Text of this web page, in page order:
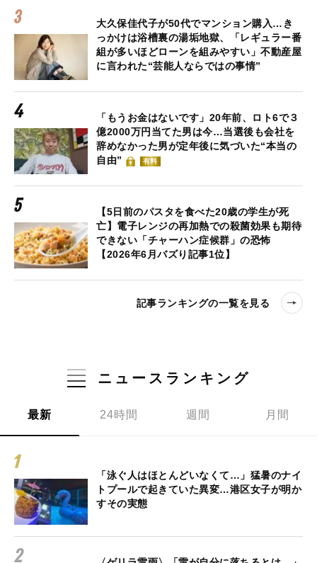
大久保佳代子が50代でマンション購入…き
っかけは浴槽裏の湯垢地獄、「レギュラー番
組が多いほどローンを組みやすい」不動産屋
に言われた“芸能人ならではの事情”
「もうお金はないです」20年前、ロト6で３
億2000万円当てた男は今…当選後も会社を
辞めなかった男が定年後に気づいた“本当の
自由”
有料
【5日前のパスタを食べた20歳の学生が死
亡】電子レンジの再加熱での殺菌効果も期待
できない「チャーハン症候群」の恐怖
【2026年6月バズり記事1位】
記事ランキングの一覧を見る
ニュースランキング
最新 24時間 週間 月間
「泳ぐ人はほとんどいなくて…」猛暑のナイ
トプールで起きていた異変…港区女子が明か
すその実態